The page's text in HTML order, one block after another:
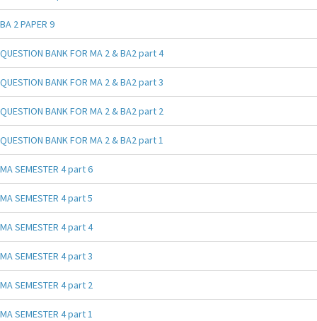
BA 2 PAPER 9
QUESTION BANK FOR MA 2 & BA2 part 4
QUESTION BANK FOR MA 2 & BA2 part 3
QUESTION BANK FOR MA 2 & BA2 part 2
QUESTION BANK FOR MA 2 & BA2 part 1
MA SEMESTER 4 part 6
MA SEMESTER 4 part 5
MA SEMESTER 4 part 4
MA SEMESTER 4 part 3
MA SEMESTER 4 part 2
MA SEMESTER 4 part 1